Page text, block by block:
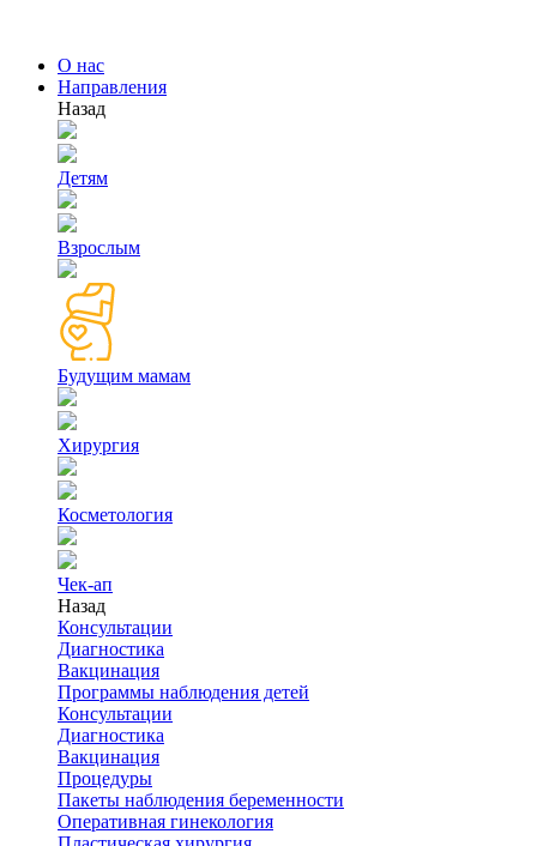
О нас
Направления
Назад
Детям
Взрослым
Будущим мамам
Хирургия
Косметология
Чек-ап
Назад
Консультации
Диагностика
Вакцинация
Программы наблюдения детей
Консультации
Диагностика
Вакцинация
Процедуры
Пакеты наблюдения беременности
Оперативная гинекология